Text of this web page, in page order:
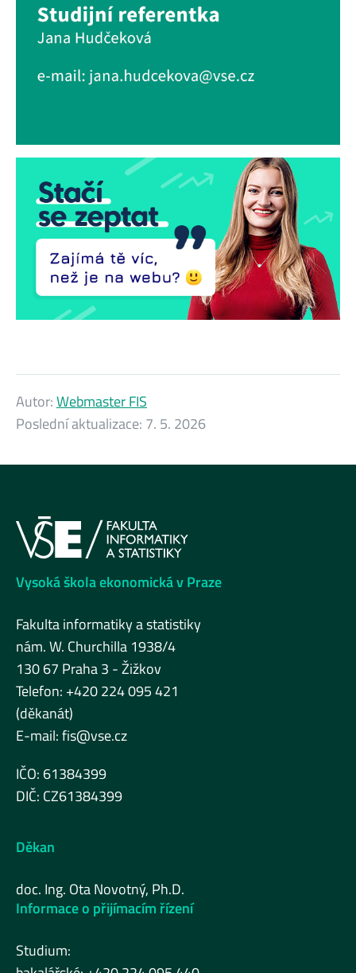
Autor:Webmaster FIS
Poslední aktualizace: 7. 5. 2026
Vysoká škola ekonomická v Praze
Fakulta informatiky a statistiky
nám. W. Churchilla 1938/4
130 67 Praha 3 - Žižkov
Telefon: +420 224 095 421
(děkanát)
E-mail:fis@vse.cz
IČO: 61384399
DIČ: CZ61384399
Děkan
doc. Ing. Ota Novotný, Ph.D.
Informace o přijímacím řízení
Studium: